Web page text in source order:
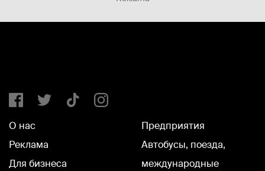
О нас
Реклама
Для бизнеса
Предприятия
Автобусы, поезда,
международные